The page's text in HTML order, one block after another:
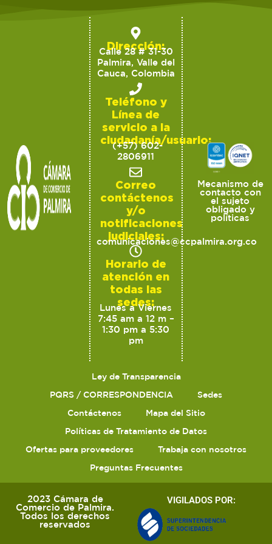
Dirección:
Calle 28 # 31-30
Palmira, Valle del
Cauca, Colombia
Teléfono y
Línea de
servicio a la
ciudadanía/usuario:
(+57) 602-
2806911
Correo
contáctenos
y/o
notificaciones
judiciales:
comunicaciones@ccpalmira.org.co
Horario de
atención en
todas las
sedes:
Lunes a Viernes
7:45 am a 12 m –
1:30 pm a 5:30
pm
Mecanismo de
contacto con
el sujeto
obligado y
políticas
Ley de Transparencia
PQRS / CORRESPONDENCIA
Sedes
Contáctenos
Mapa del Sitio
Políticas de Tratamiento de Datos
Ofertas para proveedores
Trabaja con nosotros
Preguntas Frecuentes
2023 Cámara de
Comercio de Palmira.
Todos los derechos
reservados
VIGILADOS POR: